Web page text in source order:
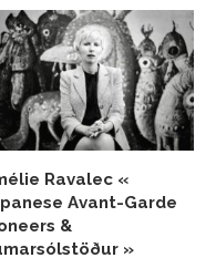
Ravalec «
Avant-Garde
&
»